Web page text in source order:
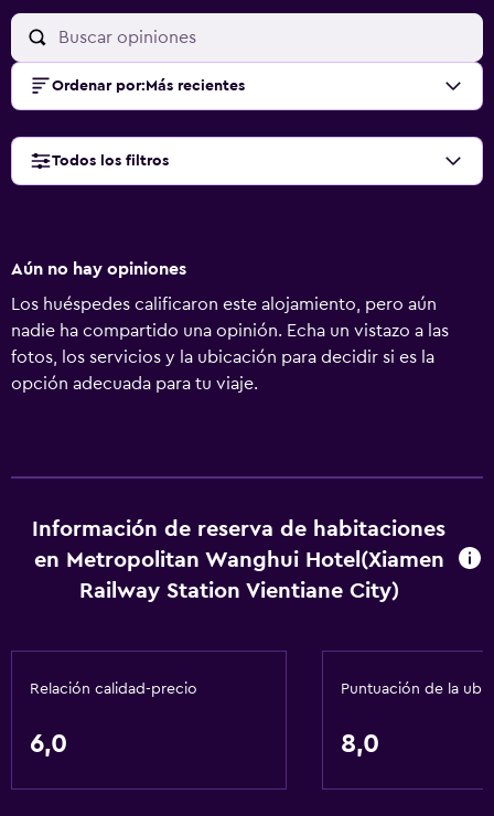
Ordenar por: Más recientes
Todos los filtros
Aún no hay opiniones
Los huéspedes calificaron este alojamiento, pero aún
nadie ha compartido una opinión. Echa un vistazo a las
fotos, los servicios y la ubicación para decidir si es la
opción adecuada para tu viaje.
Información de reserva de habitaciones
en Metropolitan Wanghui Hotel(Xiamen
Railway Station Vientiane City)
Relación calidad-precio
6,0
Puntuación de la
8,0